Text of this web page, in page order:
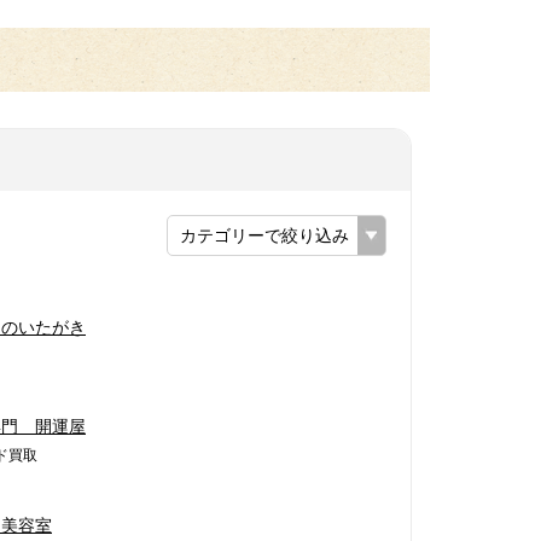
カテゴリーで絞り込み
いたがき
門 開運屋
買取
容室